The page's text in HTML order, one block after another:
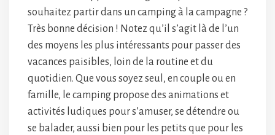
souhaitez partir dans un camping à la campagne ?
Très bonne décision ! Notez qu’il s’agit là de l’un
des moyens les plus intéressants pour passer des
vacances paisibles, loin de la routine et du
quotidien. Que vous soyez seul, en couple ou en
famille, le camping propose des animations et
activités ludiques pour s’amuser, se détendre ou
se balader, aussi bien pour les petits que pour les